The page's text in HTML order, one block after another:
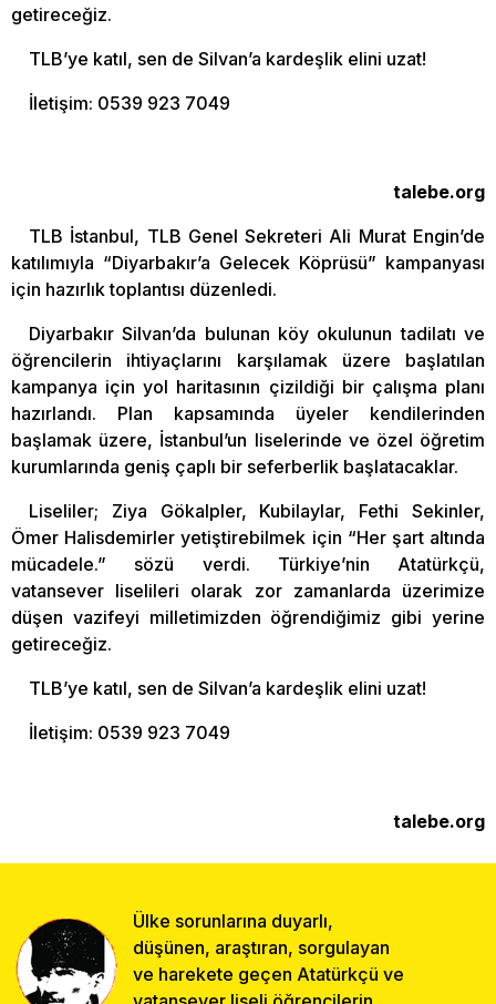
getireceğiz.
TLB’ye katıl, sen de Silvan’a kardeşlik elini uzat!
İletişim: 0539 923 7049
talebe.org
TLB İstanbul, TLB Genel Sekreteri Ali Murat Engin’de
katılımıyla “Diyarbakır’a Gelecek Köprüsü” kampanyası
için hazırlık toplantısı düzenledi.
Diyarbakır Silvan’da bulunan köy okulunun tadilatı ve
öğrencilerin ihtiyaçlarını karşılamak üzere başlatılan
kampanya için yol haritasının çizildiği bir çalışma planı
hazırlandı. Plan kapsamında üyeler kendilerinden
başlamak üzere, İstanbul’un liselerinde ve özel öğretim
kurumlarında geniş çaplı bir seferberlik başlatacaklar.
Liseliler; Ziya Gökalpler, Kubilaylar, Fethi Sekinler,
Ömer Halisdemirler yetiştirebilmek için “Her şart altında
mücadele.” sözü verdi. Türkiye’nin Atatürkçü,
vatansever liselileri olarak zor zamanlarda üzerimize
düşen vazifeyi milletimizden öğrendiğimiz gibi yerine
getireceğiz.
TLB’ye katıl, sen de Silvan’a kardeşlik elini uzat!
İletişim: 0539 923 7049
talebe.org
Ülke sorunlarına duyarlı,
düşünen, araştıran, sorgulayan
ve harekete geçen Atatürkçü ve